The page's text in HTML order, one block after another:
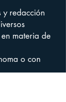
y redacción
materia de
o con